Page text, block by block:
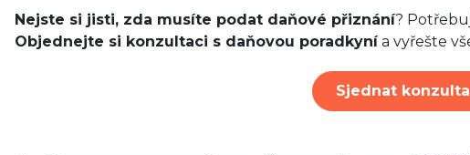
Nejste si jisti, zda musíte podat daňové přiznání?
Objednejte si konzultaci s daňovou poradkynía vyřešte
Sjednat